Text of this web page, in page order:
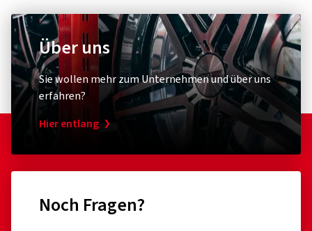
Über uns
Sie wollen mehr zum Unternehmen und über uns
erfahren?
Hier entlang
Noch Fragen?